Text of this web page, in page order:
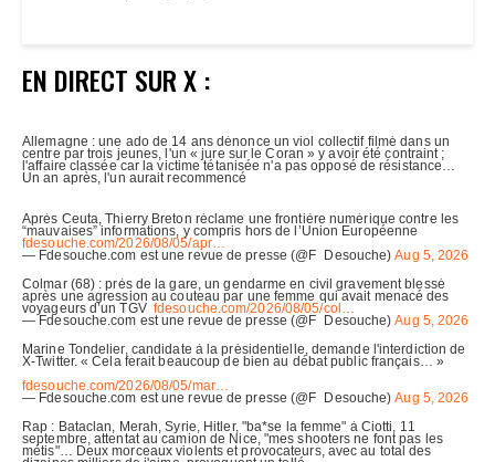
EN DIRECT SUR X :